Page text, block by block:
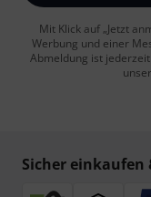
Mit Klick auf „Jetzt
Werbung und einer
Abmeldung ist
Sicher einkaufen